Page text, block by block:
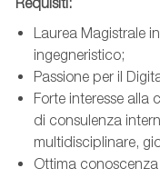
Laurea Magistrale
ingegneristico;
Passione per il
Forte interesse
di consulenza
multidisciplinare,
Ottima